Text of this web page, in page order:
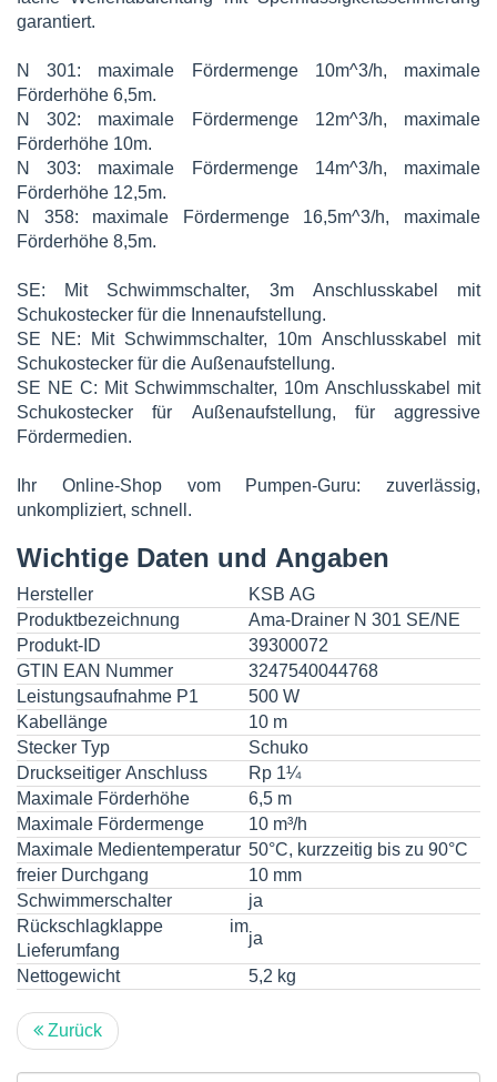
garantiert.
N 301: maximale Fördermenge 10m^3/h, maximale
Förderhöhe 6,5m.
N 302: maximale Fördermenge 12m^3/h, maximale
Förderhöhe 10m.
N 303: maximale Fördermenge 14m^3/h, maximale
Förderhöhe 12,5m.
N 358: maximale Fördermenge 16,5m^3/h, maximale
Förderhöhe 8,5m.
SE: Mit Schwimmschalter, 3m Anschlusskabel mit
Schukostecker für die Innenaufstellung.
SE NE: Mit Schwimmschalter, 10m Anschlusskabel mit
Schukostecker für die Außenaufstellung.
SE NE C: Mit Schwimmschalter, 10m Anschlusskabel mit
Schukostecker für Außenaufstellung, für aggressive
Fördermedien.
Ihr Online-Shop vom Pumpen-Guru: zuverlässig,
unkompliziert, schnell.
Wichtige Daten und Angaben
Hersteller
KSB AG
Produktbezeichnung
Ama-Drainer N 301 SE/NE
Produkt-ID
39300072
GTIN EAN Nummer
3247540044768
Leistungsaufnahme P1
500 W
Kabellänge
10 m
Stecker Typ
Schuko
Druckseitiger Anschluss
Rp 1¼
Maximale Förderhöhe
6,5 m
Maximale Fördermenge
10 m³/h
Maximale Medientemperatur 50°C, kurzzeitig bis zu 90°C
freier Durchgang
10 mm
Schwimmerschalter
ja
Rückschlagklappe im
Lieferumfang
ja
Nettogewicht
5,2 kg
Zurück